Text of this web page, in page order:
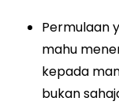
Permulaan
mahu
kepada
bukan